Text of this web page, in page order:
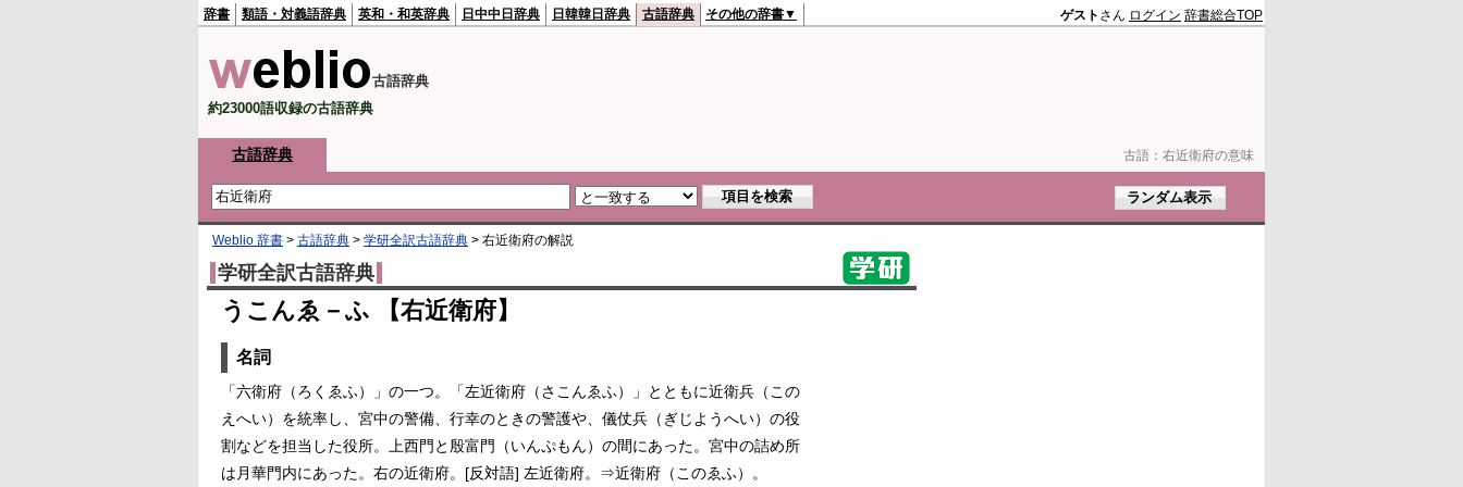
古語： 右近衛府の意味
辞書 類語・対義語辞典 英和・和英辞典 日中中日辞典 日韓韓日辞典 古語辞典 その他の辞書▼ ゲスト さん ログイン 辞書総合TOP
古語辞典
約23000語収録の古語辞典
古語辞典
Weblio 辞書 > 古語辞典 > 学研全訳古語辞典 > 右近衛府の解説
学研全訳古語辞典
うこんゑ－ふ 【右近衛府】
名詞
「六衛府（ろくゑふ）」の一つ。「左近衛府（さこんゑふ）」とともに近衛兵（この
えへい）を統率し、宮中の警備、行幸のときの警護や、儀仗兵（ぎじようへい）の役
割などを担当した役所。上西門と殷富門（いんぷもん）の間にあった。宮中の詰め所
は月華門内にあった。右の近衛府。[反対語] 左近衛府。⇒近衛府（このゑふ）。